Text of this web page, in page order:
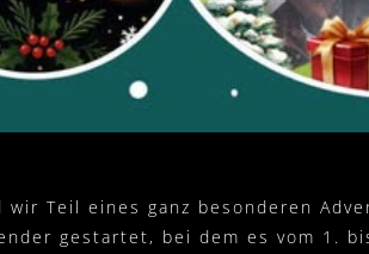
wir Teil eines ganz besonderen
gestartet, bei dem es vom 1.